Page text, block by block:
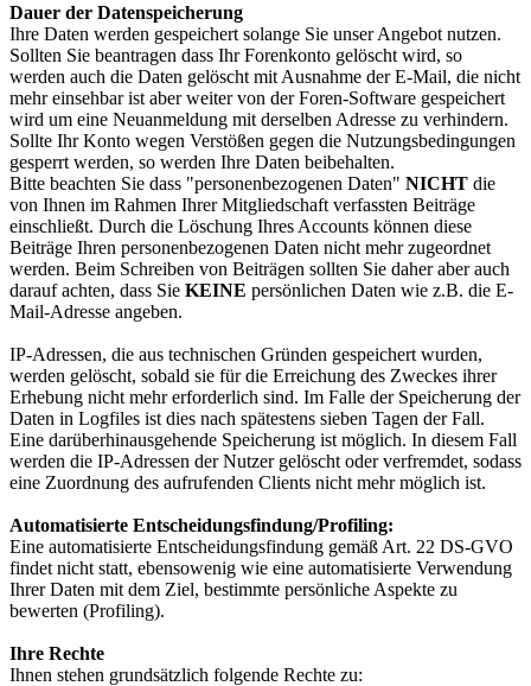
Dau­er der Da­ten­spei­che­rung
Ihre Daten werden gespeichert solange Sie unser Angebot nutzen.
Sollten Sie beantragen dass Ihr Forenkonto gelöscht wird, so
werden auch die Daten gelöscht mit Ausnahme der E-Mail, die nicht
mehr einsehbar ist aber weiter von der Foren-Software gespeichert
wird um eine Neuanmeldung mit derselben Adresse zu verhindern.
Sollte Ihr Konto wegen Verstößen gegen die Nutzungsbedingungen
gesperrt werden, so werden Ihre Daten beibehalten.
Bitte beachten Sie dass "personenbezogenen Daten" NICHT die
von Ihnen im Rahmen Ihrer Mitgliedschaft verfassten Beiträge
einschließt. Durch die Löschung Ihres Accounts können diese
Beiträge Ihren personenbezogenen Daten nicht mehr zugeordnet
werden. Beim Schreiben von Beiträgen sollten Sie daher aber auch
darauf achten, dass Sie KEINE persönlichen Daten wie z.B. die E-
Mail-Adresse angeben.
IP-Adressen, die aus technischen Gründen gespeichert wurden,
werden gelöscht, sobald sie für die Erreichung des Zweckes ihrer
Erhebung nicht mehr erforderlich sind. Im Falle der Speicherung der
Daten in Logfiles ist dies nach spätestens sieben Tagen der Fall.
Eine darüberhinausgehende Speicherung ist möglich. In diesem Fall
werden die IP-Adressen der Nutzer gelöscht oder verfremdet, sodass
eine Zuordnung des aufrufenden Clients nicht mehr möglich ist.
Automatisierte Entscheidungsfindung/Profiling:
Eine automatisierte Entscheidungsfindung gemäß Art. 22 DS-GVO
findet nicht statt, ebensowenig wie eine automatisierte Verwendung
Ihrer Daten mit dem Ziel, bestimmte persönliche Aspekte zu
bewerten (Profiling).
Ihre Rech­te
Ihnen stehen grundsätzlich folgende Rechte zu: